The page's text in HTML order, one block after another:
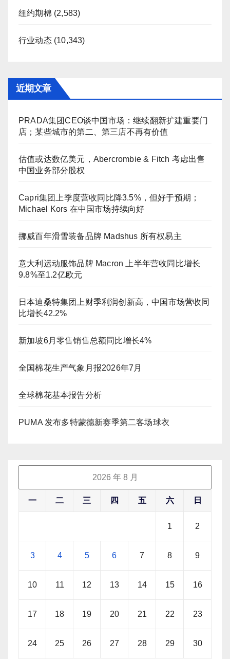
纽约期棉 (2,583)
行业动态(10,343)
近期文章
PRADA集团CEO谈中国市场：继续翻新扩建重要门
店；某些城市的第二、第三店不再有价值
估值或达数亿美元，Abercrombie & Fitch 考虑出售
中国业务部分股权
Capri集团上季度营收同比降3.5%，但好于预期；
Michael Kors 在中国市场持续向好
挪威百年滑雪装备品牌 Madshus 所有权易主
意大利运动服饰品牌 Macron 上半年营收同比增长
9.8%至1.2亿欧元
日本迪桑特集团上财季利润创新高，中国市场营收同
比增长42.2%
新加坡6月零售销售总额同比增长4%
全国棉花生产气象月报2026年7月
全球棉花基本报告分析
PUMA 发布多特蒙德新赛季第二客场球衣
2026 年 8 月
一 二 三 四 五 六 日
1 2
3 4 5 6 7 8 9
10 11 12 13 14 15 16
17 18 19 20 21 22 23
24 25 26 27 28 29 30